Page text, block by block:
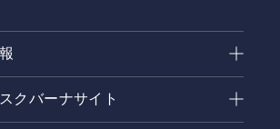
クバーナサイト